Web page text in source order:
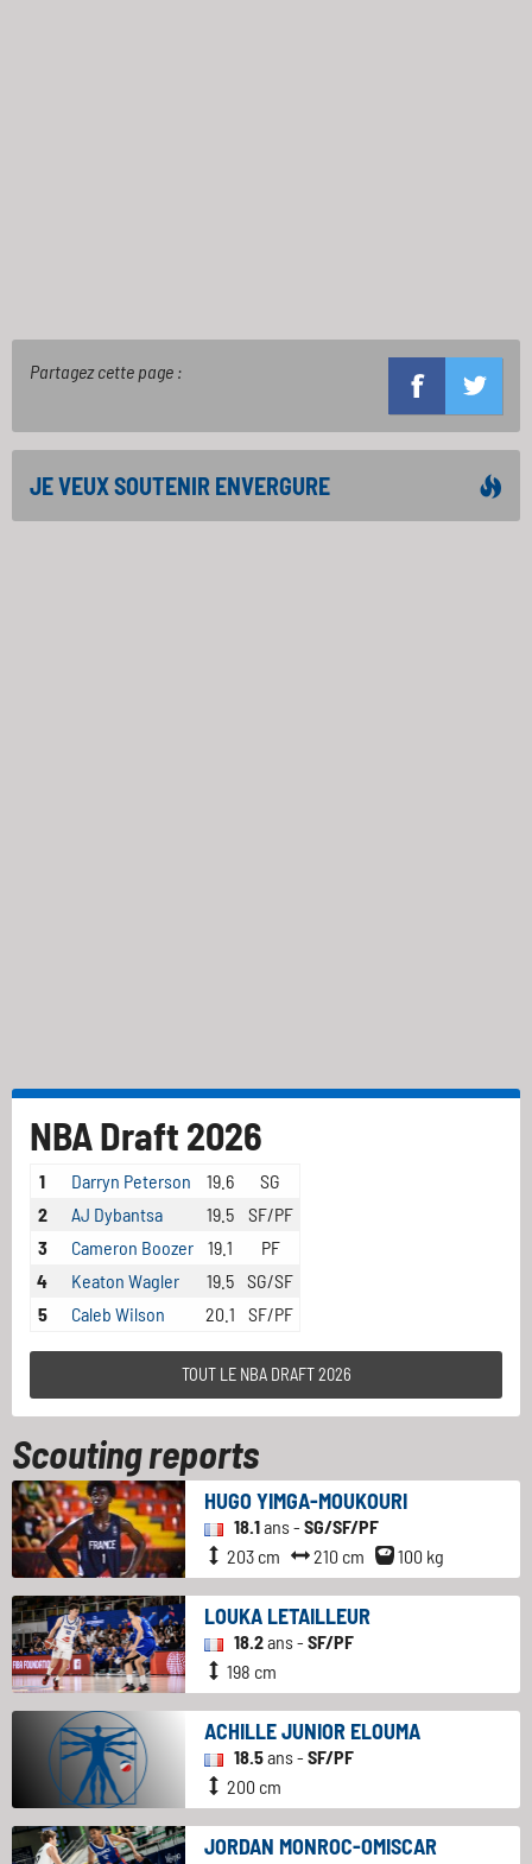
Partagez cette page :
JE VEUX SOUTENIR ENVERGURE
NBA Draft 2026
1 Darryn Peterson 19.6
SG
2
AJ Dybantsa 19.5
SF/PF
3
Cameron Boozer 19.1
PF
4
Keaton Wagler 19.5 SG/SF
5
Caleb Wilson 20.1 SF/PF
TOUT LE NBA DRAFT 2026
Scouting reports
HUGO YIMGA-MOUKOURI
18.1ans - SG/SF/PF
203 cm
210 cm 100 kg
LOUKA LETAILLEUR
18.2ans - SF/PF
198 cm
ACHILLE JUNIOR ELOUMA
18.5ans - SF/PF
200 cm
JORDAN MONROC-OMISCAR